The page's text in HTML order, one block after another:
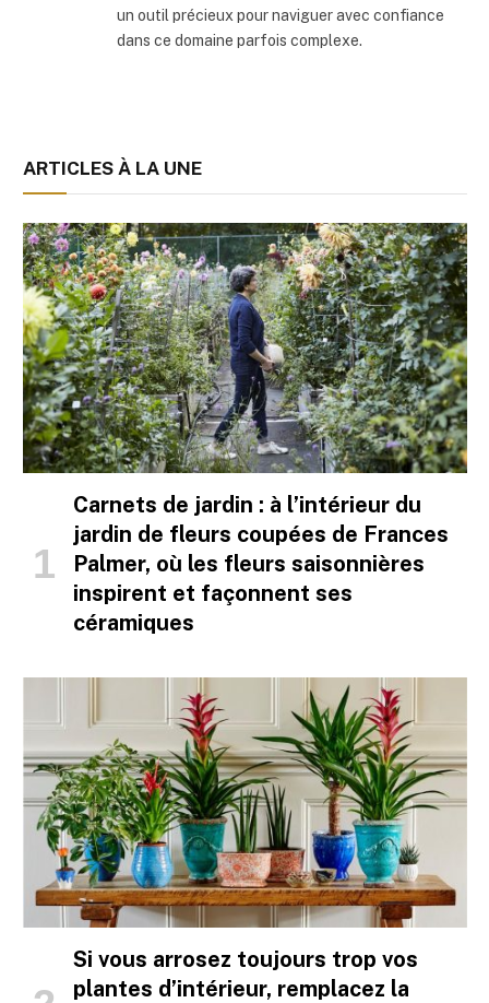
un outil précieux pour naviguer avec confiance
dans ce domaine parfois complexe.
ARTICLES À LA UNE
Carnets de jardin : à l’intérieur du
jardin de fleurs coupées de Frances
Palmer, où les fleurs saisonnières
inspirent et façonnent ses
céramiques
Si vous arrosez toujours trop vos
plantes d’intérieur, remplacez la